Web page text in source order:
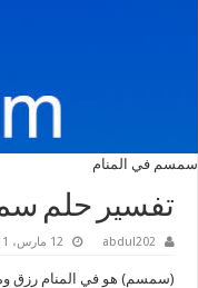
سمسم في المنام
تفسير حلم
abdul202 12 مارس، 2011
(سمسم) هو في المنام رزق